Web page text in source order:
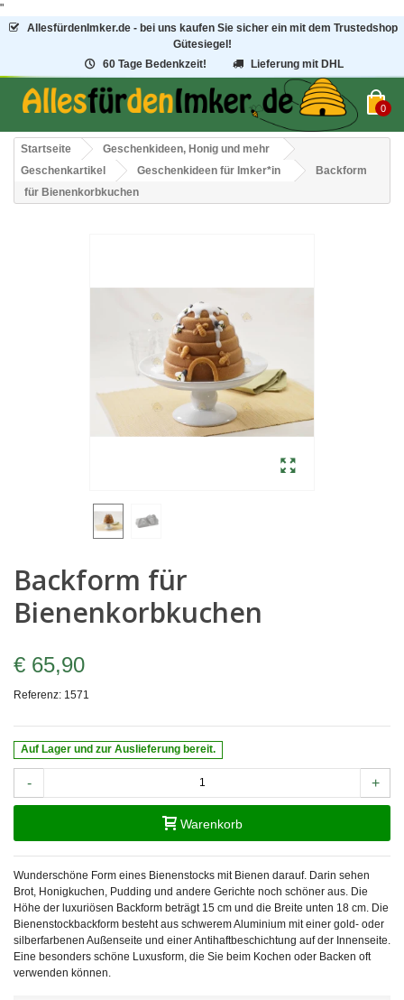
"
AllesfürdenImker.de - bei uns kaufen Sie sicher ein mit dem Trustedshop
Gütesiegel!
60 Tage Bedenkzeit!
Lieferung mit DHL
0
Startseite
Geschenkideen, Honig und mehr
Geschenkartikel
Geschenkideen für Imker*in
Backform
für Bienenkorbkuchen
Backform für
Bienenkorbkuchen
€ 65,90
Referenz: 1571
Auf Lager und zur Auslieferung bereit.
- +
Warenkorb
Wunderschöne Form eines Bienenstocks mit Bienen darauf. Darin sehen
Brot, Honigkuchen, Pudding und andere Gerichte noch schöner aus. Die
Höhe der luxuriösen Backform beträgt 15 cm und die Breite unten 18 cm. Die
Bienenstockbackform besteht aus schwerem Aluminium mit einer gold- oder
silberfarbenen Außenseite und einer Antihaftbeschichtung auf der Innenseite.
Eine besonders schöne Luxusform, die Sie beim Kochen oder Backen oft
verwenden können.